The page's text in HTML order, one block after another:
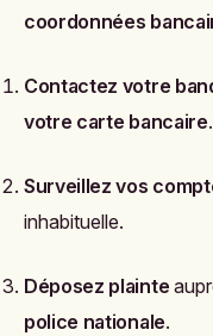
coordonnées
Contactez votre
votre carte bancaire.
Surveillez vos
inhabituelle.
Déposez plainte
police nationale.